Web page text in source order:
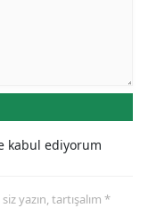
kabul ediyorum
yazın, tartışalım *